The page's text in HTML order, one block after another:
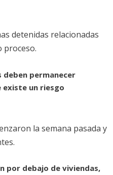
detenidas relacionadas
proceso.
deben permanecer
existe un riesgo
la semana pasada y
por debajo de viviendas,